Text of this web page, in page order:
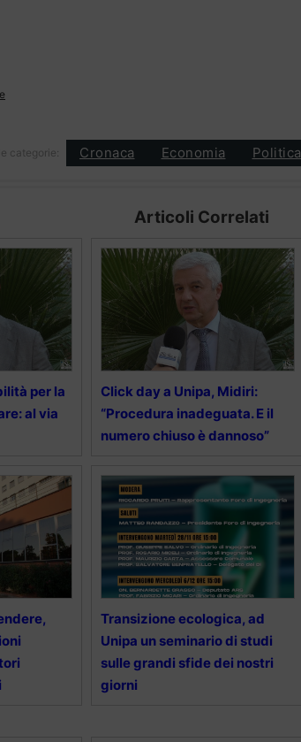
categorie: Cronaca Economia Politica
Articoli Correlati
per la
al via
Click day a Unipa, Midiri:
“Procedura inadeguata. E il
numero chiuso è dannoso”
Transizione ecologica, ad
Unipa un seminario di studi
sulle grandi sfide dei nostri
giorni